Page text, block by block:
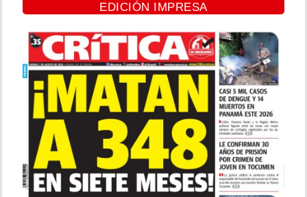
EDICIÓN IMPRESA